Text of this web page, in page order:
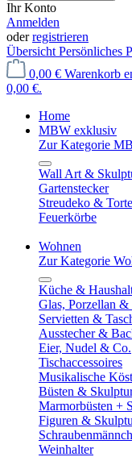
Ihr Konto
Anmelden
oderregistrieren
Übersicht Persönliches
0,00 € Warenkorb
0,00 €.
Home
MBW exklusiv
Zur Kategorie
Wall Art &
Gartenstecker
Streudeko &
Feuerkörbe
Wohnen
Zur Kategorie
Küche &
Glas, Porzellan
Servietten &
Ausstecher &
Eier, Nudel & Co.
Tischaccessoires
Musikalische
Büsten &
Marmorbüsten +
Figuren &
Weinhalter